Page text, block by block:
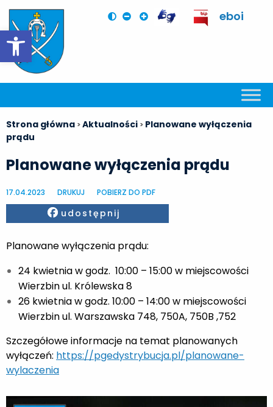
Otwórz pasek narzędzi
eboi
Strona główna >Aktualności > Planowane wyłączenia
prądu
Planowane wyłączenia prądu
17.04.2023 DRUKUJ POBIERZ DO PDF
Facebook
udostępnij
Planowane wyłączenia prądu:
24 kwietnia w godz. 10:00 – 15:00 w miejscowości
Wierzbin ul. Królewska 8
26 kwietnia w godz. 10:00 – 14:00 w miejscowości
Wierzbin ul. Warszawska 748, 750A, 750B ,752
Szczegółowe informacje na temat planowanych
wyłączeń: https://pgedystrybucja.pl/planowane-
wylaczenia